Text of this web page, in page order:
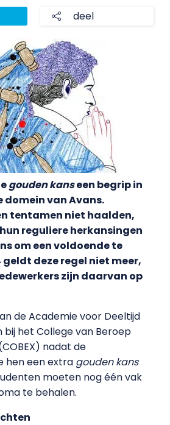
deel
gouden kanseen begrip in
domein van Avans.
tentamen niet haalden,
reguliere herkansingen
om een voldoende te
geldt deze regel niet meer,
zijn daarvan op
de Academie voor Deeltijd
het College van Beroep
nadat de
hen een extra gouden kans
moeten nog één vak
te behalen.